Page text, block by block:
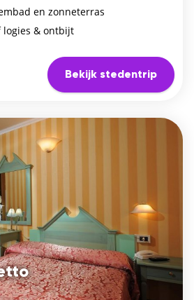
en zonneterras
logies & ontbijt
Bekijk stedentrip